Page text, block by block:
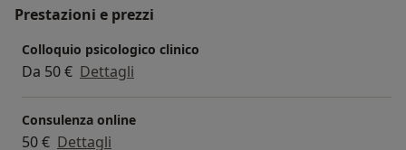
Prestazioni e prezzi
Colloquio psicologico clinico
Da 50 € Dettagli
Consulenza online
50 € Dettagli